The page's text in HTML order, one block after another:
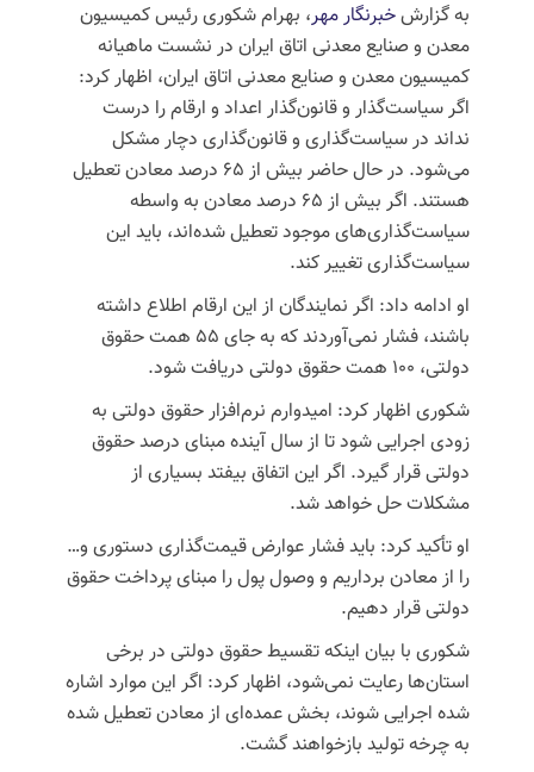
به گزارشخبرنگار مهر، بهرام شکوری رئیس کمیسیون
معدن و صنایع معدنی اتاق ایران در نشست ماهیانه
کمیسیون معدن و صنایع معدنی اتاق ایران، اظهار کرد:
اگر سیاست‌گذار و قانون‌گذار اعداد و ارقام را درست
نداند در سیاست‌گذاری و قانون‌گذاری دچار مشکل
می‌شود. در حال حاضر بیش از ۶۵ درصد معادن تعطیل
هستند. اگر بیش از ۶۵ درصد معادن به واسطه
سیاست‌گذاری‌های موجود تعطیل شده‌اند، باید این
سیاست‌گذاری تغییر کند.
او ادامه داد: اگر نمایندگان از این ارقام اطلاع داشته
باشند، فشار نمی‌آوردند که به جای ۵۵ همت حقوق
دولتی، ۱۰۰ همت حقوق دولتی دریافت شود.
شکوری اظهار کرد: امیدوارم نرم‌افزار حقوق دولتی به
زودی اجرایی شود تا از سال آینده مبنای درصد حقوق
دولتی قرار گیرد. اگر این اتفاق بیفتد بسیاری از
مشکلات حل خواهد شد.
او تأکید کرد: باید فشار عوارض قیمت‌گذاری دستوری و…
را از معادن برداریم و وصول پول را مبنای پرداخت حقوق
دولتی قرار دهیم.
شکوری با بیان اینکه تقسیط حقوق دولتی در برخی
استان‌ها رعایت نمی‌شود، اظهار کرد: اگر این موارد اشاره
شده اجرایی شوند، بخش عمده‌ای از معادن تعطیل شده
به چرخه تولید بازخواهند گشت.